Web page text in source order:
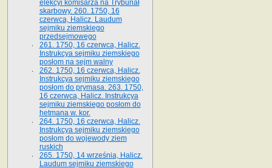
elekcyi komisarza na Trybunał
skarbowy. 260. 1750, 16
czerwca, Halicz. Laudum
sejmiku ziemskiego
przedsejmowego
261. 1750, 16 czerwca, Halicz.
Instrukcya sejmiku ziemskiego
posłom na sejm walny
262. 1750, 16 czerwca, Halicz.
Instrukcya sejmiku ziemskiego
posłom do prymasa. 263. 1750,
16 czerwca, Halicz. Instrukcya
sejmiku ziemskiego posłom do
hetmana w. kor.
264. 1750, 16 czerwca, Halicz.
Instrukcya sejmiku ziemskiego
posłom do wojewody ziem
ruskich
265. 1750, 14 września, Halicz.
Laudum sejmiku ziemskiego